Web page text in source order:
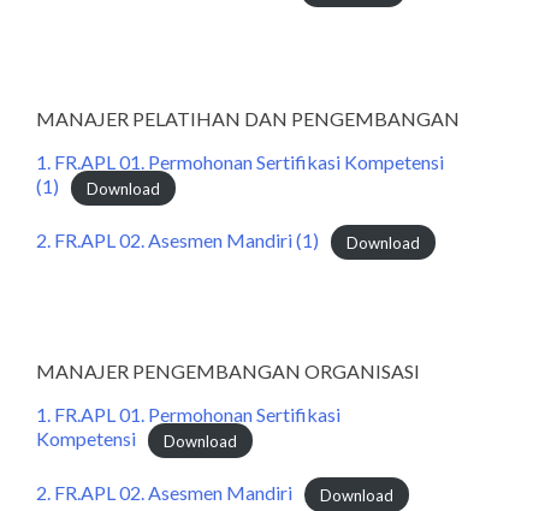
MANAJER PELATIHAN DAN PENGEMBANGAN
1. FR.APL 01. Permohonan Sertifikasi Kompetensi
(1)
Download
2. FR.APL 02. Asesmen Mandiri (1) Download
MANAJER PENGEMBANGAN ORGANISASI
1. FR.APL 01. Permohonan Sertifikasi
Kompetensi
Download
2. FR.APL 02. Asesmen Mandiri Download